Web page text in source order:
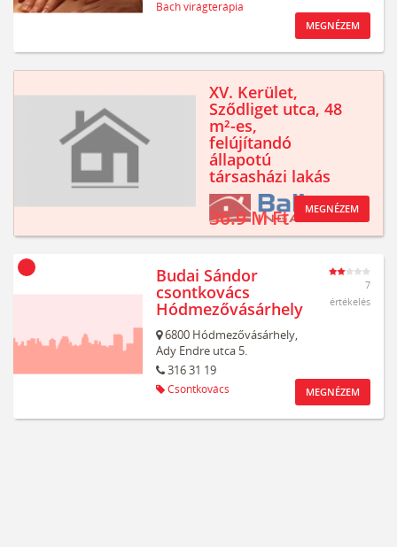
Bach virágterápia
MEGNÉZEM
XV. Kerület,
Sződliget utca, 48
m²-es,
felújítandó
állapotú
társasházi lakás
36.9 M Ft MEGNÉZEM
Budai Sándor
csontkovács
Hódmezővásárhely
6800 Hódmezővásárhely,
Ady Endre utca 5.
316 31 19
Csontkovács
7
értékelés
MEGNÉZEM